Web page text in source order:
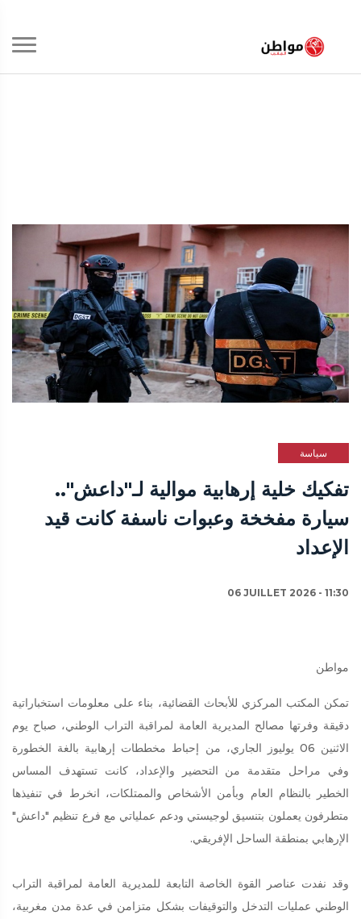
سياسة
تفكيك خلية إرهابية موالية لـ"داعش"..
سيارة مفخخة وعبوات ناسفة كانت قيد
الإعداد
06 JUILLET 2026 - 11:30
مواطن
تمكن المكتب المركزي للأبحاث القضائية، بناء على معلومات استخباراتية
دقيقة وفرتها مصالح المديرية العامة لمراقبة التراب الوطني، صباح يوم
الاثنين 06 يوليوز الجاري، من إحباط مخططات إرهابية بالغة الخطورة
وفي مراحل متقدمة من التحضير والإعداد، كانت تستهدف المساس
الخطير بالنظام العام وبأمن الأشخاص والممتلكات، انخرط في تنفيذها
متطرفون يعملون بتنسيق لوجيستي ودعم عملياتي مع فرع تنظيم "داعش"
الإرهابي بمنطقة الساحل الإفريقي.
وقد نفدت عناصر القوة الخاصة التابعة للمديرية العامة لمراقبة التراب
الوطني عمليات التدخل والتوقيفات بشكل متزامن في عدة مدن مغربية،